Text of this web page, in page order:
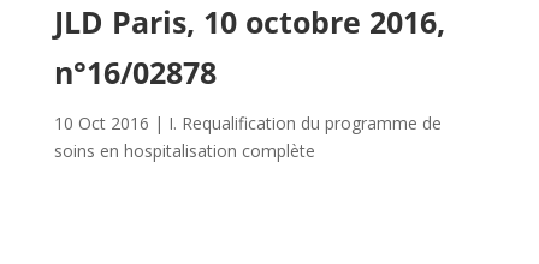
JLD Paris, 10 octobre 2016,
n°16/02878
10 Oct 2016 | I. Requalification du programme de
soins en hospitalisation complète